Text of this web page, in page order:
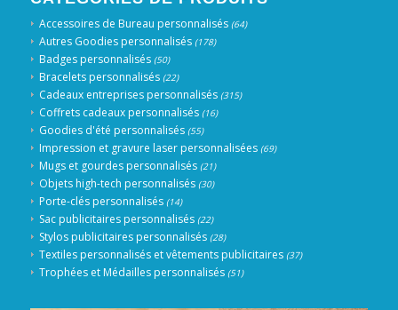
Accessoires de Bureau personnalisés (64)
Autres Goodies personnalisés (178)
Badges personnalisés (50)
Bracelets personnalisés (22)
Cadeaux entreprises personnalisés (315)
Coffrets cadeaux personnalisés (16)
Goodies d'été personnalisés (55)
Impression et gravure laser personnalisées (69)
Mugs et gourdes personnalisés (21)
Objets high-tech personnalisés (30)
Porte-clés personnalisés (14)
Sac publicitaires personnalisés (22)
Stylos publicitaires personnalisés (28)
Textiles personnalisés et vêtements publicitaires (37)
Trophées et Médailles personnalisés (51)